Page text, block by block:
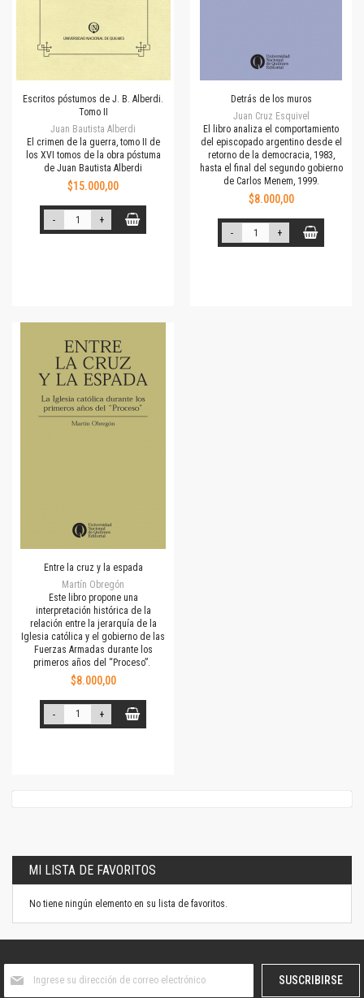
Escritos póstumos de J. B. Alberdi.
Tomo II
Juan Bautista Alberdi
El crimen de la guerra, tomo II de
los XVI tomos de la obra póstuma
de Juan Bautista Alberdi
$15.000,00
- +
Detrás de los muros
Juan Cruz Esquivel
El libro analiza el comportamiento
del episcopado argentino desde el
retorno de la democracia, 1983,
hasta el final del segundo gobierno
de Carlos Menem, 1999.
$8.000,00
- +
Entre la cruz y la espada
Martín Obregón
Este libro propone una
interpretación histórica de la
relación entre la jerarquía de la
Iglesia católica y el gobierno de las
Fuerzas Armadas durante los
primeros años del “Proceso”.
$8.000,00
- +
MI LISTA DE FAVORITOS
No tiene ningún elemento en su lista de favoritos.
boletín
SUSCRIBIRSE